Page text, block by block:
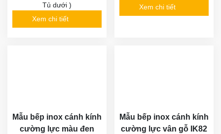
Tủ dưới )
Xem chi tiết
Xem chi tiết
Mẫu bếp inox cánh kính
cường lực màu đen
Mẫu bếp inox cánh kính
cường lực vân gỗ IK82